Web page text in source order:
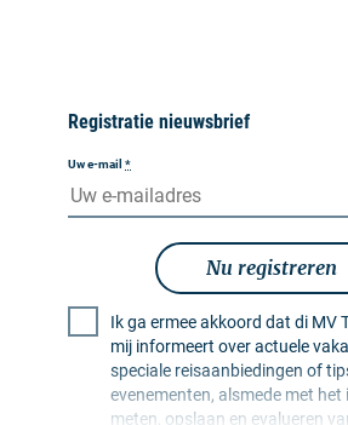
Registratie nieuwsbrief
Uw e-mail *
Nu registreren
Ik ga ermee akkoord dat di MV
mij informeert over actuele
speciale reisaanbiedingen of
evenementen, alsmede met het
meten, opslaan en evalueren